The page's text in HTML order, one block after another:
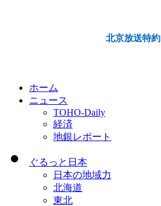
北京放送特約
ホーム
ニュース
TOHO-Daily
経済
地銀レポート
ぐるっと日本
日本の地域力
北海道
東北